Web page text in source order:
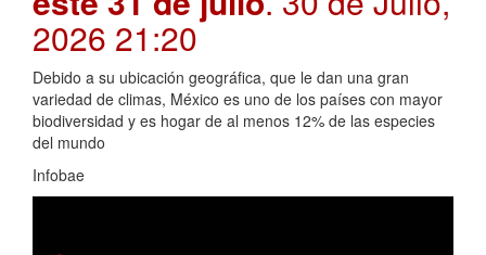
2026 21:20
Debido a su ubicación geográfica, que le dan una gran
variedad de climas, México es uno de los países con mayor
biodiversidad y es hogar de al menos 12% de las especies
del mundo
Infobae